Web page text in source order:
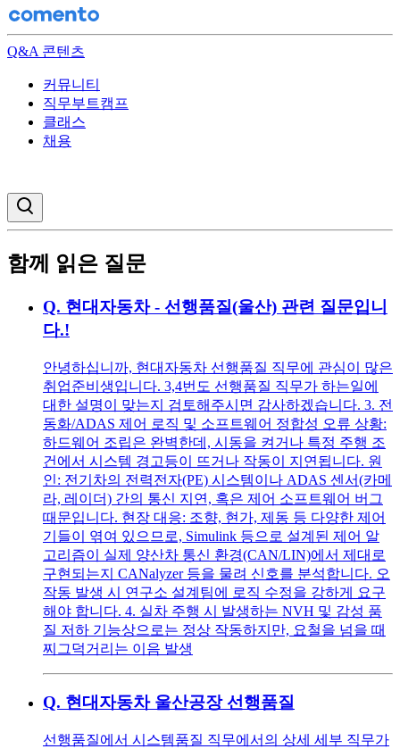
Q&A 콘텐츠
커뮤니티
직무부트캠프
클래스
채용
함께 읽은 질문
Q. 현대자동차 - 선행품질(울산) 관련 질문입니
다.!
안녕하십니까, 현대자동차 선행품질 직무에 관심이 많은
취업준비생입니다. 3,4번도 선행품질 직무가 하는일에
대한 설명이 맞는지 검토해주시면 감사하겠습니다. 3. 전
동화/ADAS 제어 로직 및 소프트웨어 정합성 오류 상황:
하드웨어 조립은 완벽한데, 시동을 켜거나 특정 주행 조
건에서 시스템 경고등이 뜨거나 작동이 지연됩니다. 원
인: 전기차의 전력전자(PE) 시스템이나 ADAS 센서(카메
라, 레이더) 간의 통신 지연, 혹은 제어 소프트웨어 버그
때문입니다. 현장 대응: 조향, 현가, 제동 등 다양한 제어
기들이 엮여 있으므로, Simulink 등으로 설계된 제어 알
고리즘이 실제 양산차 통신 환경(CAN/LIN)에서 제대로
구현되는지 CANalyzer 등을 물려 신호를 분석합니다. 오
작동 발생 시 연구소 설계팀에 로직 수정을 강하게 요구
해야 합니다. 4. 실차 주행 시 발생하는 NVH 및 감성 품
질 저하 기능상으로는 정상 작동하지만, 요철을 넘을 때
찌그덕거리는 이음 발생
Q. 현대자동차 울산공장 선행품질
선행품질에서 시스템품질 직무에서의 상세 세부 직무가